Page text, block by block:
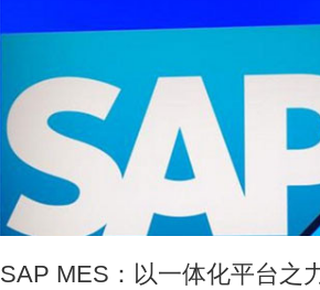
SAP MES：以一体化平台之